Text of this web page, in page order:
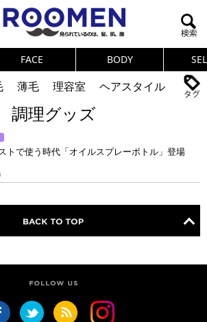
FACE BODY
薄毛 理容室
ヘアスタイル
ニオイ
連載
PICK UP 筋肉
女の本音
食事
調査結果
象な男
頭皮ケア
調理グッズ
トで使う時代「オイルスプレーボトル」登場